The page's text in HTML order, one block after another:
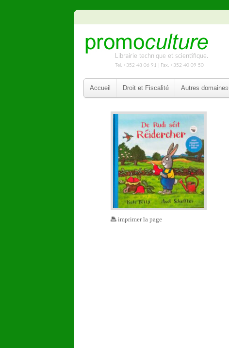
Librairie technique et scientifique.
Tel. +352 48 06 91 | Fax. +352 40 09 50
Accueil Droit et Fiscalité Autres domaines
imprimer la page